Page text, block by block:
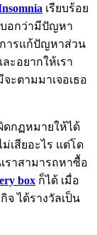
เรียบร้อย
บอกว่ามีปัญหา
การแก้ปัญหาส่วน
ะอยากให้เรา
ะตามมาเจอเธอ
ดกฏหมายให้ได้
ม่เสียอะไร แต่โด
ราสามารถหาซื้อ
box ก็ได้ เมื่อ
จ ได้รางวัลเป็น